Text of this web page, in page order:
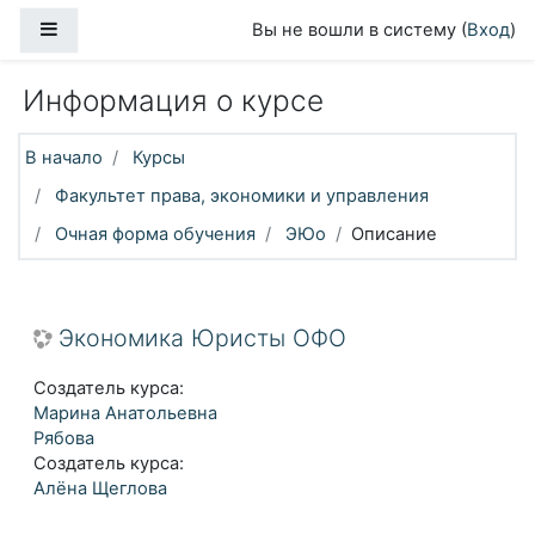
Вы не вошли в систему (Вход)
Информация о курсе
В начало
Курсы
Факультет права, экономики и управления
Очная форма обучения
ЭЮо Описание
Экономика Юристы ОФО
Создатель курса:
Марина Анатольевна
Рябова
Создатель курса:
Алёна Щеглова